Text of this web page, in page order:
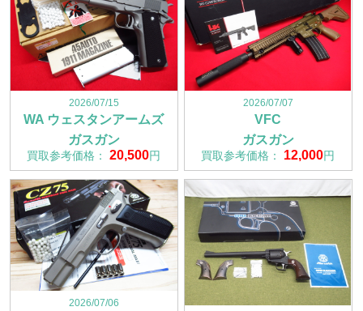
2026/07/15
WA ウェスタンアームズ
ガスガン
買取参考価格：20,500円
2026/07/07
VFC
ガスガン
買取参考価格： 12,000円
2026/07/06